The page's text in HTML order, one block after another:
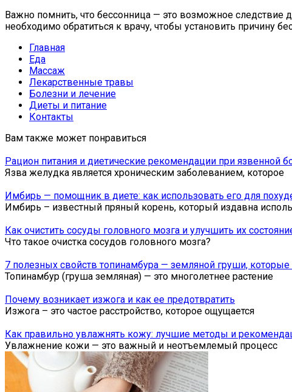
Важно помнить, что бессонница — это возможное следствие
необходимо обратиться к врачу, чтобы установить причину
Главная
Еда
Массаж
Лекарственные травы
Болезни и лечение
Диеты и питание
Контакты
Вам также может понравиться
Рацион питания и диетические рекомендации при язвенной
Язва желудка является хроническим заболеванием, которое
Имбирь — помощник в диете: как использовать его для
Имбирь – известный пряный корень, который издавна
Как очистить сосуды головного мозга и улучшить их
Что такое очистка сосудов головного мозга?
7 полезных свойств топинамбура — земляной груши, которые
Топинамбур (груша земляная) — это многолетнее растение
Почему возникает изжога и как ее предотвратить
Изжога – это частое расстройство, которое ощущается
Как правильно увлажнять кожу: лучшие методы и
Увлажнение кожи — это важный и неотъемлемый процесс